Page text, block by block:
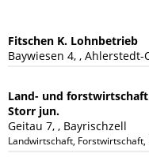
Fitschen K. Lohnbetrieb
Baywiesen 4, ,
Land- und
Storr jun.
Geitau 7, , Bayrischzell
Landwirtschaft,